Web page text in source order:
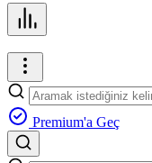
Premium'a Geç